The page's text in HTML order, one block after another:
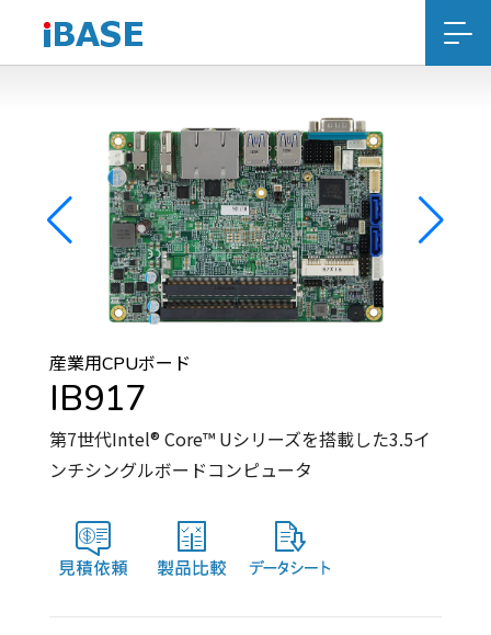
産業用CPUボード
IB917
第7世代Intel® Core™ Uシリーズを搭載した3.5イ
ンチシングルボードコンピュータ